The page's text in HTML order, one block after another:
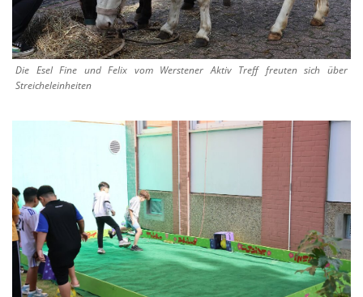
Die Esel Fine und Felix vom Werstener Aktiv Treff freuten sich über
Streicheleinheiten